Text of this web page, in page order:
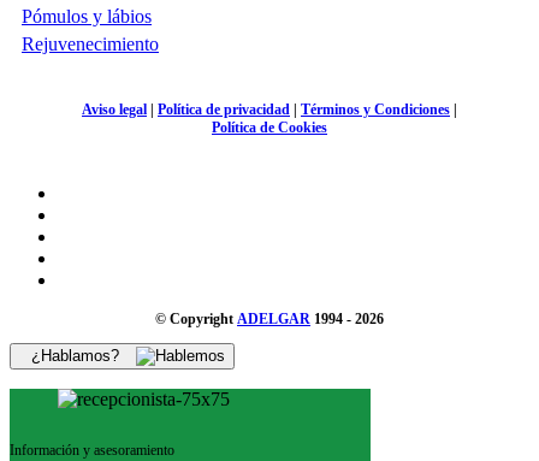
Pómulos y lábios
Rejuvenecimiento
Aviso legal | Política de privacidad | Términos y Condiciones |
Política de Cookies
© Copyright ADELGAR 1994 - 2026
¿Hablamos?
Información y asesoramiento